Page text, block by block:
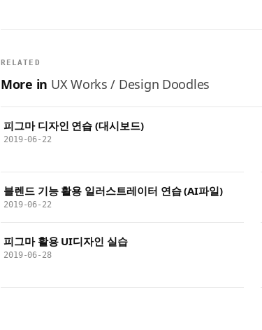
RELATED
More in UX Works / Design Doodles
피그마 디자인 연습 (대시보드)
2019-06-22
블렌드 기능 활용 일러스트레이터 연습 (AI파일)
2019-06-22
피그마 활용 UI디자인 실습
2019-06-28